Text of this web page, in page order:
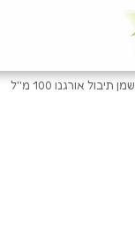
שמן תיבול אורגנו 100 מ''ל